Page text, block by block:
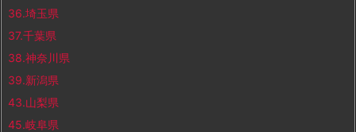
36.埼玉県
37.千葉県
38.神奈川県
39.新潟県
43.山梨県
45.岐阜県